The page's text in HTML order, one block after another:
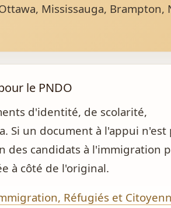
Mississauga,
le PNDO
d'identité, de scolarité,
Si un document à l'appui n'est
des candidats à l'immigration
à côté de l'original.
Réfugiés et